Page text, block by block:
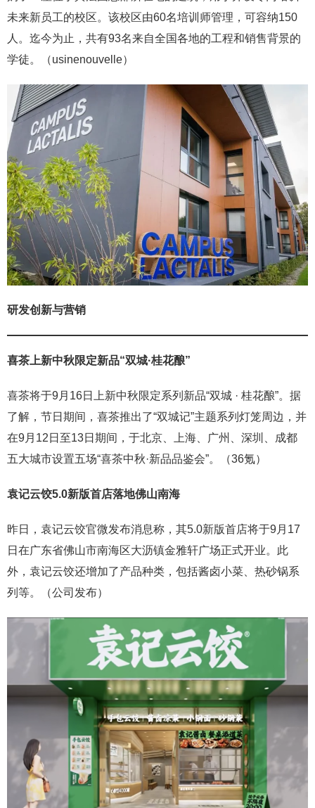
未来新员工的校区。该校区由60名培训师管理，可容纳150
人。迄今为止，共有93名来自全国各地的工程和销售背景的
学徒。（usinenouvelle）
研发创新与营销
喜茶上新中秋限定新品“双城·桂花酿”
喜茶将于9月16日上新中秋限定系列新品“双城 · 桂花酿”。据
了解，节日期间，喜茶推出了“双城记”主题系列灯笼周边，并
在9月12日至13日期间，于北京、上海、广州、深圳、成都
五大城市设置五场“喜茶中秋·新品品鉴会”。（36氪）
袁记云饺5.0新版首店落地佛山南海
昨日，袁记云饺官微发布消息称，其5.0新版首店将于9月17
日在广东省佛山市南海区大沥镇金雅轩广场正式开业。此
外，袁记云饺还增加了产品种类，包括酱卤小菜、热砂锅系
列等。（公司发布）